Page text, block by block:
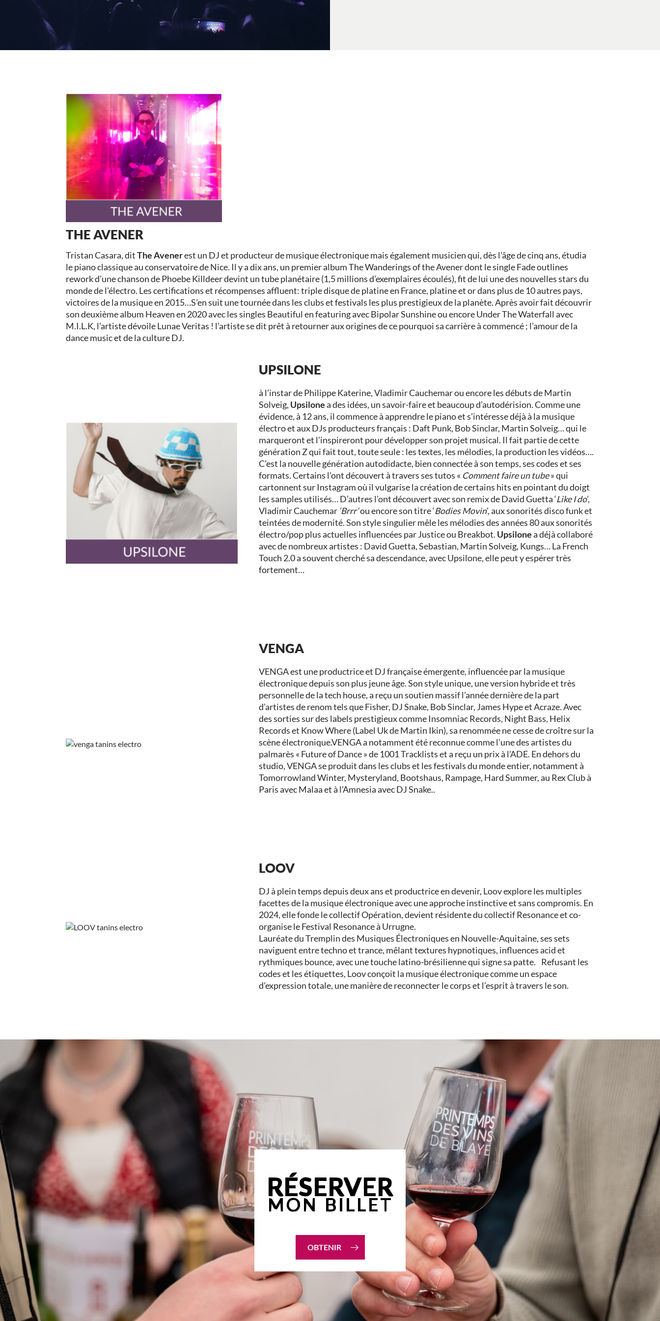
THE AVENER
Tristan Casara, ditThe Avenerest un DJ et producteur de musique électronique mais également musicien qui, dès l’âge de cinq ans, étudia
le piano classique au conservatoire de Nice. Il y a dix ans, un premier album The Wanderings of the Avener dont le single Fade outlines
rework d’une chanson de Phoebe Killdeer devint un tube planétaire (1,5 millions d’exemplaires écoulés), fit de lui une des nouvelles stars du
monde de l’électro. Les certifications et récompenses affluent: triple disque de platine en France, platine et or dans plus de 10 autres pays,
victoires de la musique en 2015…S’en suit une tournée dans les clubs et festivals les plus prestigieux de la planète. Après avoir fait découvrir
son deuxième album Heaven en 2020 avec les singles Beautiful en featuring avec Bipolar Sunshine ou encore Under The Waterfall avec
M.I.L.K, l’artiste dévoile Lunae Veritas ! l’artiste se dit prêt à retourner aux origines de ce pourquoi sa carrière à commencé ; l’amour de la
dance music et de la culture DJ.
UPSILONE
à l’instar de Philippe Katerine, Vladimir Cauchemar ou encore les débuts de Martin
Solveig, Upsilonea des idées, un savoir-faire et beaucoup d’autodérision. Comme une
évidence, à 12 ans, il commence à apprendre le piano et s’intéresse déjà à la musique
électro et aux DJs producteurs français : Daft Punk, Bob Sinclar, Martin Solveig… qui le
marqueront et l’inspireront pour développer son projet musical. Il fait partie de cette
génération Z qui fait tout, toute seule : les textes, les mélodies, la production les vidéos….
C’est la nouvelle génération autodidacte, bien connectée à son temps, ses codes et ses
formats. Certains l’ont découvert à travers ses tutos « Comment faire un tube» qui
cartonnent sur Instagram où il vulgarise la création de certains hits en pointant du doigt
les samples utilisés… D’autres l’ont découvert avec son remix de David Guetta ‘Like I do’,
Vladimir Cauchemar ‘Brrr’ou encore son titre ‘Bodies Movin’, aux sonorités disco funk et
teintées de modernité. Son style singulier mêle les mélodies des années 80 aux sonorités
électro/pop plus actuelles influencées par Justice ou Breakbot. Upsilonea déjà collaboré
avec de nombreux artistes : David Guetta, Sebastian, Martin Solveig, Kungs… La French
Touch 2.0 a souvent cherché sa descendance, avec Upsilone, elle peut y espérer très
fortement…
VENGA
VENGA est une productrice et DJ française émergente, influencée par la musique
électronique depuis son plus jeune âge. Son style unique, une version hybride et très
personnelle de la tech house, a reçu un soutien massif l’année dernière de la part
d’artistes de renom tels que Fisher, DJ Snake, Bob Sinclar, James Hype et Acraze. Avec
des sorties sur des labels prestigieux comme Insomniac Records, Night Bass, Helix
Records et Know Where (Label Uk de Martin Ikin), sa renommée ne cesse de croître sur la
scène électronique.VENGA a notamment été reconnue comme l’une des artistes du
palmarès « Future of Dance » de 1001 Tracklists et a reçu un prix à l’ADE. En dehors du
studio, VENGA se produit dans les clubs et les festivals du monde entier, notamment à
Tomorrowland Winter, Mysteryland, Bootshaus, Rampage, Hard Summer, au Rex Club à
Paris avec Malaa et à l’Amnesia avec DJ Snake..
LOOV
DJ à plein temps depuis deux ans et productrice en devenir, Loov explore les multiples
facettes de la musique électronique avec une approche instinctive et sans compromis. En
2024, elle fonde le collectif Opération, devient résidente du collectif Resonance et co-
organise le Festival Resonance à Urrugne.
Lauréate du Tremplin des Musiques Électroniques en Nouvelle-Aquitaine, ses sets
naviguent entre techno et trance, mêlant textures hypnotiques, influences acid et
rythmiques bounce, avec une touche latino-brésilienne qui signe sa patte. Refusant les
codes et les étiquettes, Loov conçoit la musique électronique comme un espace
d’expression totale, une manière de reconnecter le corps et l’esprit à travers le son.
OBTENIR